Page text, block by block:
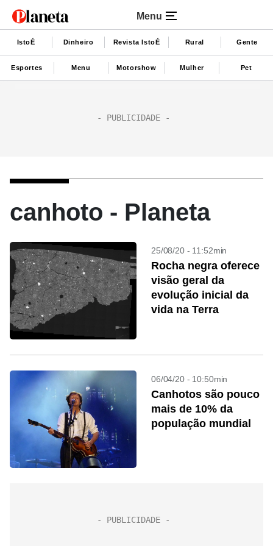
Menu
IstoÉ Dinheiro Revista IstoÉ Rural Gente
Esportes Menu Motorshow Mulher Pet
canhoto - Planeta
25/08/20 - 11:52min
Rocha negra oferece
visão geral da
evolução inicial da
vida na Terra
06/04/20 - 10:50min
Canhotos são pouco
mais de 10% da
população mundial